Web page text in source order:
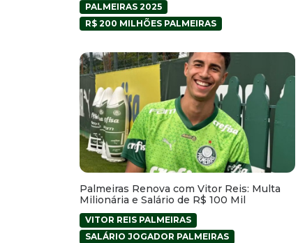
PALMEIRAS 2025
R$ 200 MILHÕES PALMEIRAS
Palmeiras Renova com Vitor Reis: Multa
Milionária e Salário de R$ 100 Mil
VITOR REIS PALMEIRAS
SALÁRIO JOGADOR PALMEIRAS